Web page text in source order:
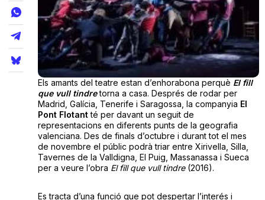
La Llista
Llocs
Els amants del teatre estan d’enhorabona perquè El fill
que vull tindretorna a casa. Després de rodar per
Madrid, Galícia, Tenerife i Saragossa, la companyia El
Pont Flotantté per davant un seguit de
representacions en diferents punts de la geografia
valenciana. Des de finals d’octubre i durant tot el mes
de novembre el públic podrà triar entre Xirivella, Silla,
Tavernes de la Valldigna, El Puig, Massanassa i Sueca
per a veure l’obra El fill que vull tindre(2016).
Es tracta d’una funció que pot despertar l’interés i